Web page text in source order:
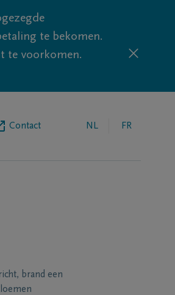
te bekomen.
te voorkomen.
Contact NL FR
brand een